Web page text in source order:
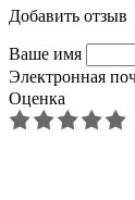
Добавить отзыв
Ваше имя
Электронная
Оценка